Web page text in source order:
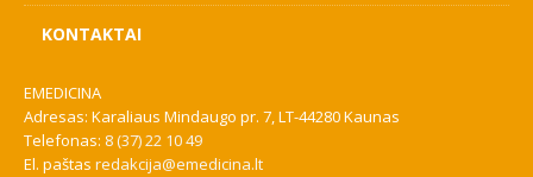
KONTAKTAI
EMEDICINA
Adresas: Karaliaus Mindaugo pr. 7, LT-44280 Kaunas
Telefonas: 8 (37) 22 10 49
El. paštas redakcija@emedicina.lt